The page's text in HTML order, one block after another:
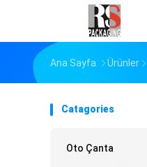
Ana Sayfa Ürünler
Catagories
Oto Çanta